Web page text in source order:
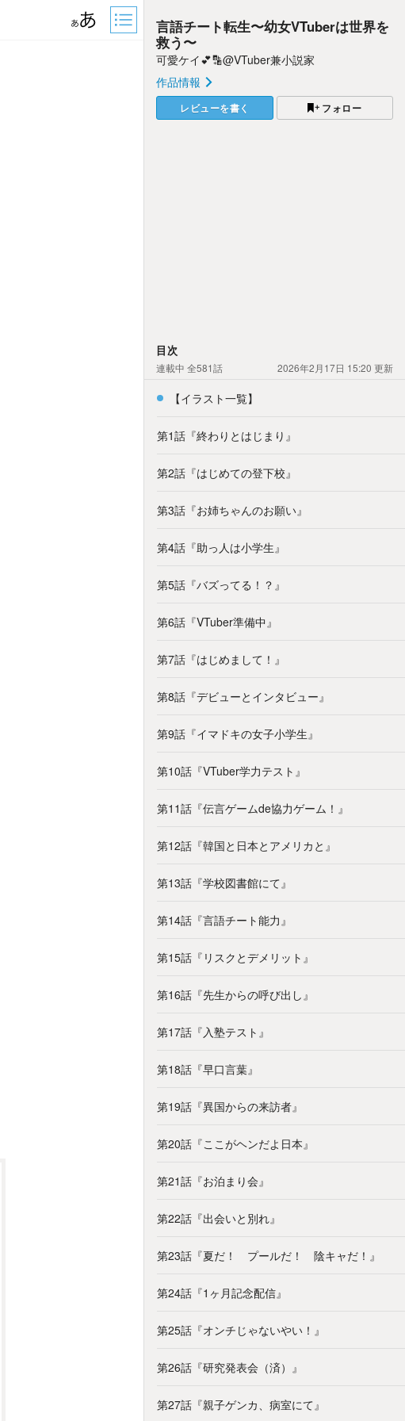
言語チート転生〜幼女VTuberは世界を
救う〜
可愛ケイ💕🔡@VTuber兼小説家
作品情報
レビューを書く フォロー
目次
連載中 全581話 2026年2月17日 15:20 更新
【イラスト一覧】
第1話『終わりとはじまり』
第2話『はじめての登下校』
第3話『お姉ちゃんのお願い』
第4話『助っ人は小学生』
第5話『バズってる！？』
第6話『VTuber準備中』
第7話『はじめまして！』
第8話『デビューとインタビュー』
第9話『イマドキの女子小学生』
第10話『VTuber学力テスト』
第11話『伝言ゲームde協力ゲーム！』
第12話『韓国と日本とアメリカと』
第13話『学校図書館にて』
第14話『言語チート能力』
第15話『リスクとデメリット』
第16話『先生からの呼び出し』
第17話『入塾テスト』
第18話『早口言葉』
第19話『異国からの来訪者』
第20話『ここがヘンだよ日本』
第21話『お泊まり会』
第22話『出会いと別れ』
第23話『夏だ！ プールだ！ 陰キャだ！』
第24話『1ヶ月記念配信』
第25話『オンチじゃないやい！』
第26話『研究発表会（済）』
第27話『親子ゲンカ、病室にて』